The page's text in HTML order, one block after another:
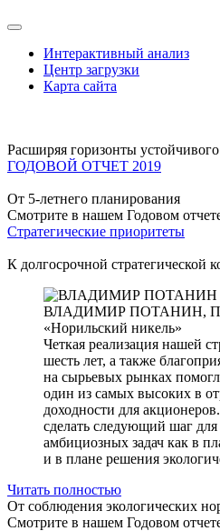
Интерактивный анализ
Центр загрузки
Карта сайта
Расширяя горизонты устойчивого
ГОДОВОЙ ОТЧЕТ 2019
От 5-летнего планирования
Смотрите в нашем Годовом
Стратегические приоритеты
К долгосрочной стратегической
ВЛАДИМИР ПОТАНИН,
«Норильский никель»
Четкая реализация нашей
шесть лет, а также
на сырьевых рынках
один из самых высоких в
доходности для
сделать следующий шаг
амбициозных задач как в
и в плане решения
Читать полностью
От соблюдения экологических
Смотрите в нашем Годовом